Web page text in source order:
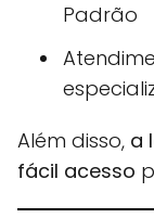
Padrão
Além disso, a
fácil acesso